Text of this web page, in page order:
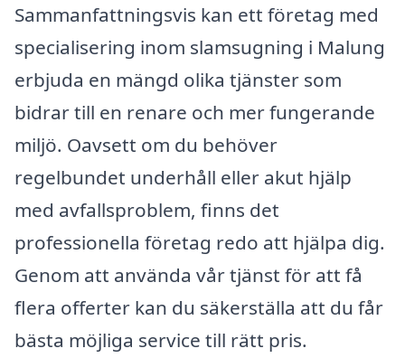
Sammanfattningsvis kan ett företag med
specialisering inom slamsugning i Malung
erbjuda en mängd olika tjänster som
bidrar till en renare och mer fungerande
miljö. Oavsett om du behöver
regelbundet underhåll eller akut hjälp
med avfallsproblem, finns det
professionella företag redo att hjälpa dig.
Genom att använda vår tjänst för att få
flera offerter kan du säkerställa att du får
bästa möjliga service till rätt pris.